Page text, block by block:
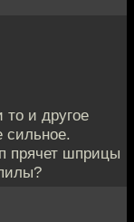
и другое
сильное.
прячет шприцы